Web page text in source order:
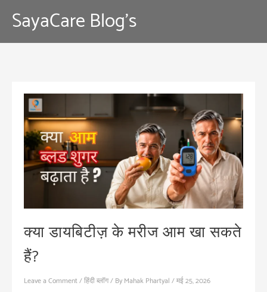
SayaCare Blog's
क्या डायबिटीज़ के मरीज आम खा सकते
हैं?
Leave a Comment/हिंदी ब्लॉग/ By Mahak Phartyal /मई 25, 2026